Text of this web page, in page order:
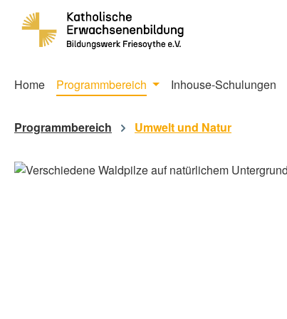
Zur Hauptnavigation springen
Home Programmbereich Inhouse-Schulungen
Programmbereich Umwelt und Natur